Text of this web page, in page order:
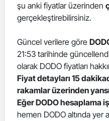
şu anki fiyatlar üzerinden
gerçekleştirebilirsiniz.
Güncel verilere göre
21:53 tarihinde
olarak DODO fiyatları
Fiyat detayları 15
rakamlar üzerinden
Eğer DODO hesaplama
hemen DODO altında yer